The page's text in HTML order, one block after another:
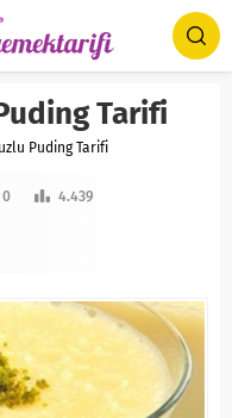
Tarifi
Puding Tarifi
0 4.439